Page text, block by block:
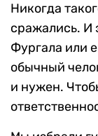
Никогда
сражались. И
Фургала или
обычный
и нужен.